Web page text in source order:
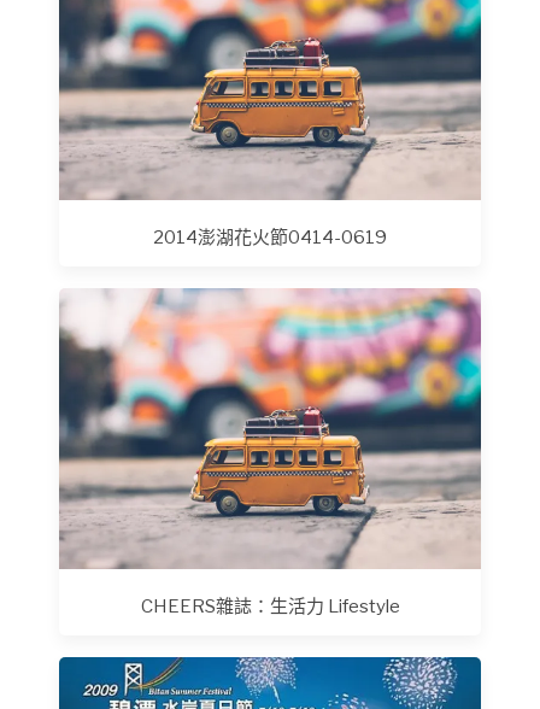
2014澎湖花火節0414-0619
CHEERS雜誌：生活力 Lifestyle